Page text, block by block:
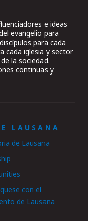
e ideas
evangelio para
para cada
cada iglesia y sector
la sociedad.
continuas y
LAUSANA
de Lausana
con el
de Lausana